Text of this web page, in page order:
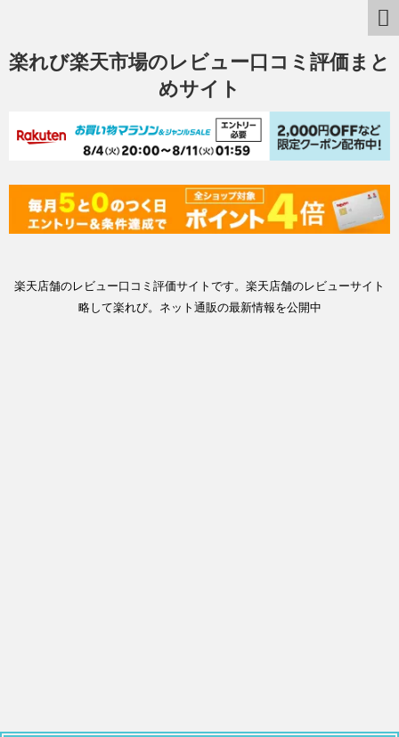
楽れび楽天市場のレビュー口コミ評価まと
めサイト
楽天店舗のレビュー口コミ評価サイトです。楽天店舗のレビューサイト
略して楽れび。ネット通販の最新情報を公開中